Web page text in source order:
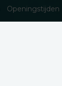
Openingstijden